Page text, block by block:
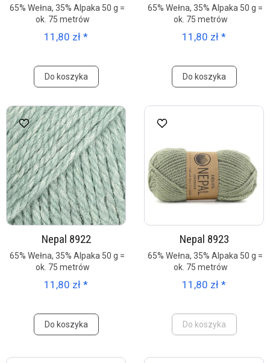
65% Wełna, 35% Alpaka 50 g =
ok. 75 metrów
11,80 zł *
Do koszyka
65% Wełna, 35% Alpaka 50 g =
ok. 75 metrów
11,80 zł *
Do koszyka
Nepal 8922
65% Wełna, 35% Alpaka 50 g =
ok. 75 metrów
11,80 zł *
Do koszyka
Nepal 8923
65% Wełna, 35% Alpaka 50 g =
ok. 75 metrów
11,80 zł *
Do koszyka